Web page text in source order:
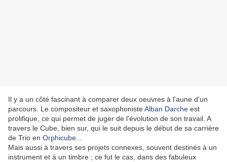
Il y a un côté fascinant à comparer deux oeuvres à l'aune d'un
parcours. Le compositeur et saxophonisteAlban Darche est
prolifique, ce qui permet de juger de l'évolution de son travail. A
travers le Cube, bien sur, qui le suit depuis le début de sa carrière
de Trio en Orphicube
Mais aussi à travers ses projets connexes, souvent destinés à un
instrument et à un timbre ; ce fut le cas, dans des fabuleux